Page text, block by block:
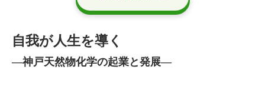
自我が人生を導く
—神戸天然物化学の起業と発展—